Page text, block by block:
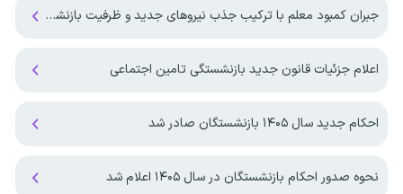
جبران کمبود معلم با ترکیب جذب نیروهای جدید و ظرفیت بازنشستگان
اعلام جزئیات قانون جدید بازنشستگی تامین اجتماعی
احکام جدید سال ۱۴۰۵ بازنشستگان صادر شد
نحوه صدور احکام بازنشستگان در سال ۱۴۰۵ اعلام شد